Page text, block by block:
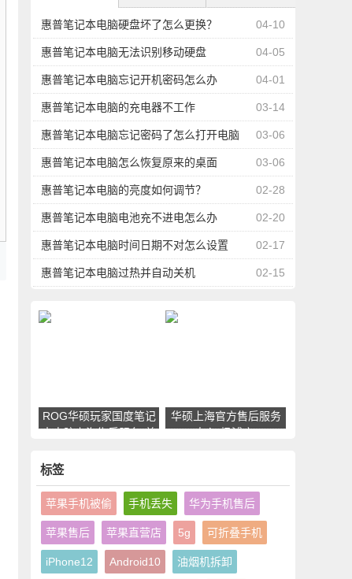
04-10
惠普笔记本电脑硬盘坏了怎么更换？
04-05
惠普笔记本电脑无法识别移动硬盘
04-01
惠普笔记本电脑忘记开机密码怎么办
03-14
惠普笔记本电脑的充电器不工作
03-06
惠普笔记本电脑忘记密码了怎么打开电脑
03-06
惠普笔记本电脑怎么恢复原来的桌面
02-28
惠普笔记本电脑的亮度如何调节？
02-20
惠普笔记本电脑电池充不进电怎么办
02-17
惠普笔记本电脑时间日期不对怎么设置
02-15
惠普笔记本电脑过热并自动关机
ROG华硕玩家国度笔记
本电脑上海售后服务(普
华硕上海官方售后服务
中心(杨浦店)
标签
苹果手机被偷 手机丢失 华为手机售后
苹果售后 苹果直营店 5g 可折叠手机
iPhone12 Android10 油烟机拆卸